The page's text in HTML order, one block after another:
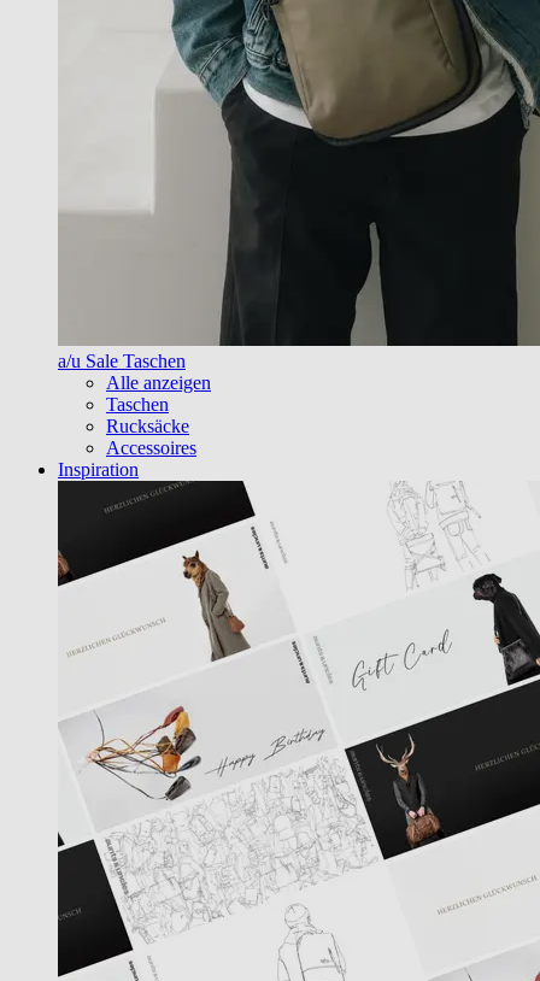
a/u Sale Taschen
Alle anzeigen
Taschen
Rucksäcke
Accessoires
Inspiration